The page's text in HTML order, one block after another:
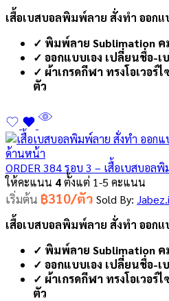
เสื้อเบสบอลพิมพ์ลาย สั่งทำ ออกแ
✓ พิมพ์ลาย Sublimation ค
✓ ออกแบบเอง เปลี่ยนชื่อ-เ
✓ ผ้าเกรดกีฬา ทรงโอเวอร์
ตัว
ORDER 384 รอบ 3 – เสื้อเบสบอล
ให้คะแนน 4ตั้งแต่ 1-5 คะแนน
เริ่มต้น ฿310/ตัว Sold By:
เสื้อเบสบอลพิมพ์ลาย สั่งทำ ออกแ
✓ พิมพ์ลาย Sublimation ค
✓ ออกแบบเอง เปลี่ยนชื่อ-เ
✓ ผ้าเกรดกีฬา ทรงโอเวอร์
ตัว